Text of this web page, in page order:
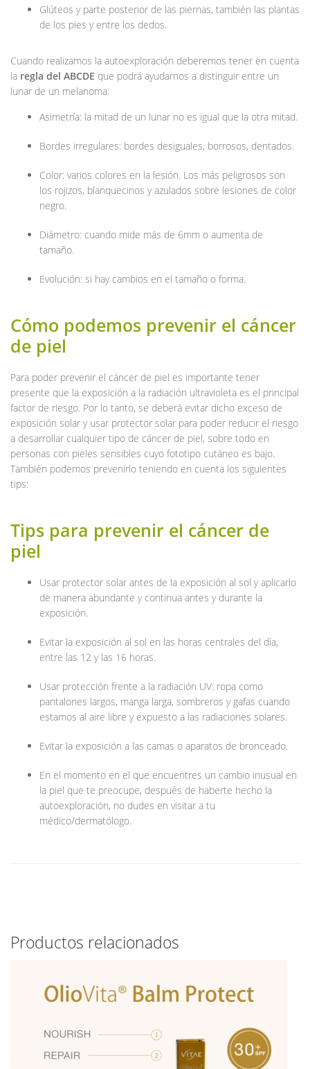
Glúteos y parte posterior de las piernas, también las plantas
de los pies y entre los dedos.
Cuando realizamos la autoexploración deberemos tener en cuenta
la regla del ABCDE que podrá ayudarnos a distinguir entre un
lunar de un melanoma:
Asimetría: la mitad de un lunar no es igual que la otra mitad.
Bordes irregulares: bordes desiguales, borrosos, dentados.
Color: varios colores en la lesión. Los más peligrosos son
los rojizos, blanquecinos y azulados sobre lesiones de color
negro.
Diámetro: cuando mide más de 6mm o aumenta de
tamaño.
Evolución: si hay cambios en el tamaño o forma.
Cómo podemos prevenir el cáncer
de piel
Para poder prevenir el cáncer de piel es importante tener
presente que la exposición a la radiación ultravioleta es el principal
factor de riesgo. Por lo tanto, se deberá evitar dicho exceso de
exposición solar y usar protector solar para poder reducir el riesgo
a desarrollar cualquier tipo de cáncer de piel, sobre todo en
personas con pieles sensibles cuyo fototipo cutáneo es bajo.
También podemos prevenirlo teniendo en cuenta los siguientes
tips:
Tips para prevenir el cáncer de
piel
Usar protector solar antes de la exposición al sol y aplicarlo
de manera abundante y continua antes y durante la
exposición.
Evitar la exposición al sol en las horas centrales del día,
entre las 12 y las 16 horas.
Usar protección frente a la radiación UV: ropa como
pantalones largos, manga larga, sombreros y gafas cuando
estamos al aire libre y expuesto a las radiaciones solares.
Evitar la exposición a las camas o aparatos de bronceado.
En el momento en el que encuentres un cambio inusual en
la piel que te preocupe, después de haberte hecho la
autoexploración, no dudes en visitar a tu
médico/dermatólogo.
Productos relacionados